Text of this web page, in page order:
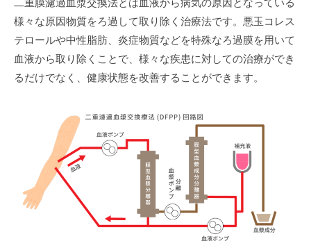
二重膜濾過血漿交換法とは血液から病気の原因となっている
様々な原因物質をろ過して取り除く治療法です。悪玉コレス
テロールや中性脂肪、炎症物質などを特殊なろ過膜を用いて
血液から取り除くことで、様々な疾患に対しての治療ができ
るだけでなく、健康状態を改善することができます。